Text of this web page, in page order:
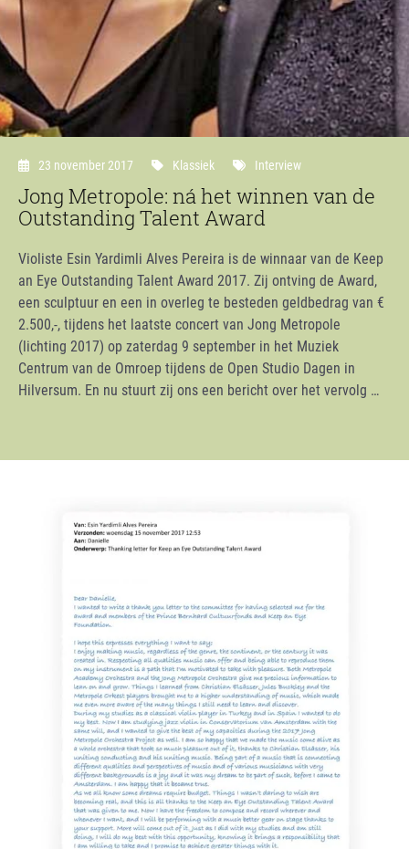
23 november 2017 Klassiek Interview
Jong Metropole: ná het winnen van de
Outstanding Talent Award
Violiste Esin Yardimli Alves Pereira is de winnaar van de Keep
an Eye Outstanding Talent Award 2017. Zij ontving de Award,
een sculptuur en een in overleg te besteden geldbedrag van €
2.500,-, tijdens het laatste concert van Jong Metropole
(lichting 2017) op zaterdag 9 september in het Muziek
Centrum van de Omroep tijdens de Open Studio Dagen in
Hilversum. En nu stuurt zij ons een bericht over het vervolg …